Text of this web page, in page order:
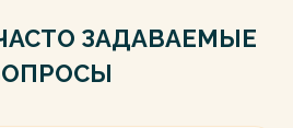
ЗАДАВАЕМЫЕ